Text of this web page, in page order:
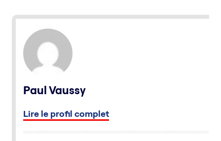
Paul Vaussy
Lire le profil complet